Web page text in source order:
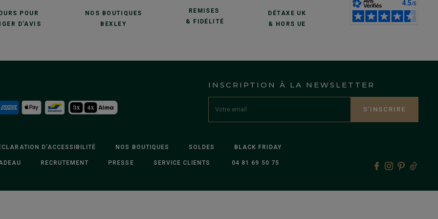
POUR
D'AVIS
NOS BOUTIQUES
BEXLEY
REMISES
& FIDÉLITÉ
DÉTAXE UK
& HORS UE
INSCRIPTION À LA NEWSLETTER
S’INSCRIRE
D’ACCESSIBILITÉ NOS BOUTIQUES SOLDES BLACK FRIDAY
RECRUTEMENT PRESSE SERVICE CLIENTS 04 81 69 50 75